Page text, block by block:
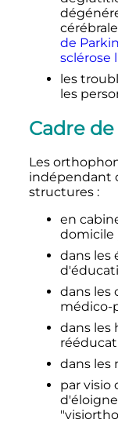
de
sclérose
les
les
Cadre
Les
indépendant
structures :
en
domicile
dans les
dans les
médico-
dans les
dans les
par visio